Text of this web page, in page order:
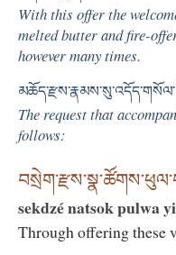
With this offer the
melted butter and fire-
however many times.
The request that
follows:
sekdzé natsok pulwa yi
Through offering these